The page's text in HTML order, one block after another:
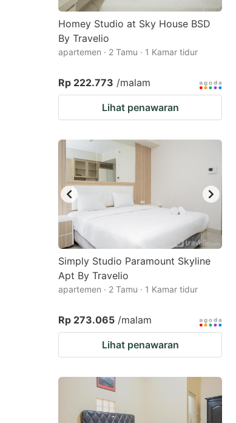
Homey Studio at Sky House BSD
By Travelio
apartemen · 2 Tamu · 1 Kamar tidur
Rp 222.773 /malam
Lihat penawaran
Simply Studio Paramount Skyline
Apt By Travelio
apartemen · 2 Tamu · 1 Kamar tidur
Rp 273.065 /malam
Lihat penawaran